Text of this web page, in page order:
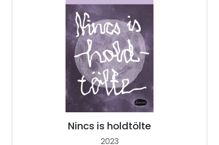
Nincs is holdtölte
2023